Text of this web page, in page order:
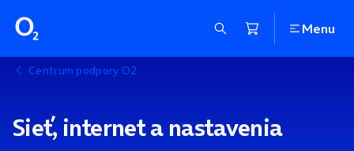
Menu
Centrum podpory O2
Sieť, internet a nastavenia